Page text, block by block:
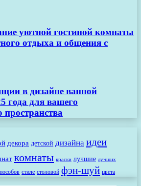
уютной гостиной комнаты
отдыха и общения с
в дизайне ванной
года для вашего
декора детской дизайна идеи
комнаты краски лучшие лучших
стиле столовой фэн-шуй цвета